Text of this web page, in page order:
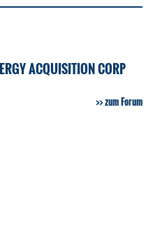
ACQUISITION CORP
zum Forum